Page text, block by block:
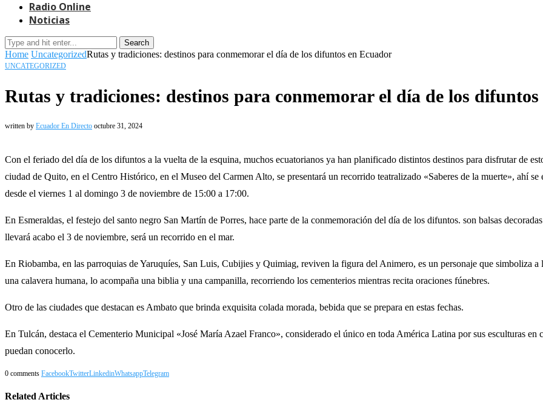
Radio Online
Noticias
Search
Home UncategorizedRutas y tradiciones: destinos para conmemorar el día de los difuntos en Ecuador
UNCATEGORIZED
Rutas y tradiciones: destinos para conmemorar el día de los
written by Ecuador En Directo octubre 31, 2024
Con el feriado del día de los difuntos a la vuelta de la esquina, muchos ecuatorianos ya han planificado distintos destinos para disfrutar de
ciudad de Quito, en el Centro Histórico, en el Museo del Carmen Alto, se presentará un recorrido teatralizado «Saberes de la muerte», ahí
desde el viernes 1 al domingo 3 de noviembre de 15:00 a 17:00.
En Esmeraldas, el festejo del santo negro San Martín de Porres, hace parte de la conmemoración del día de los difuntos. son balsas
llevará acabo el 3 de noviembre, será un recorrido en el mar.
En Riobamba, en las parroquias de Yaruquíes, San Luis, Cubijies y Quimiag, reviven la figura del Animero, es un personaje que simboliza
una calavera humana, lo acompaña una biblia y una campanilla, recorriendo los cementerios mientras recita oraciones fúnebres.
Otro de las ciudades que destacan es Ambato que brinda exquisita colada morada, bebida que se prepara en estas fechas.
En Tulcán, destaca el Cementerio Municipal «José María Azael Franco», considerado el único en toda América Latina por sus esculturas en
puedan conocerlo.
0 comments FacebookTwitterLinkedinWhatsappTelegram
Related Articles